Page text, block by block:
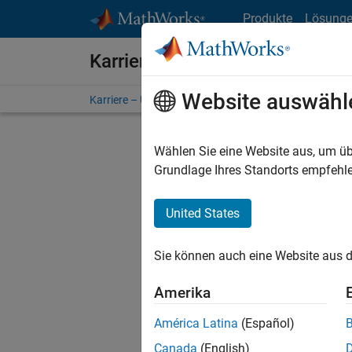
Produkte
Karriere bei MathWorks
Karriere – Übersicht Stellensuche
Stellen
Es
Region
Website
Wählen Sie eine Website aus, um
Grundlage Ihres Standorts
United States
Sie können auch eine Website aus
Amerika
América Latina (Español)
Canada (English)